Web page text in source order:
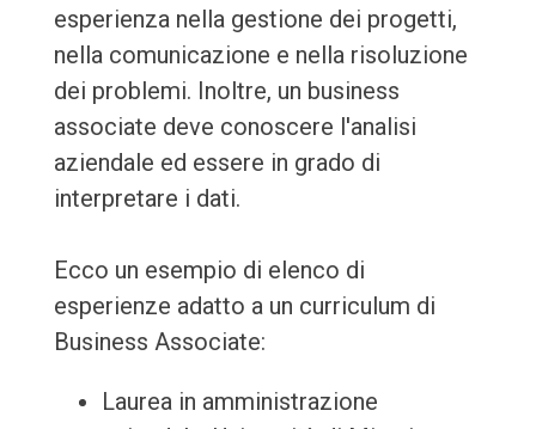
esperienza nella gestione dei progetti,
nella comunicazione e nella risoluzione
dei problemi. Inoltre, un business
associate deve conoscere l'analisi
aziendale ed essere in grado di
interpretare i dati.
Ecco un esempio di elenco di
esperienze adatto a un curriculum di
Business Associate:
Laurea in amministrazione